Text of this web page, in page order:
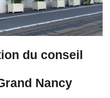
du conseil
Nancy